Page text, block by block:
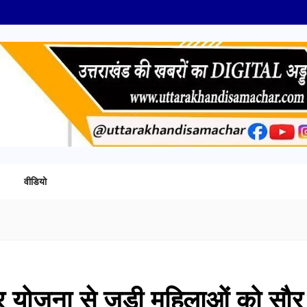
वीडियो
योजना से जुड़ी महिलाओं को सौर